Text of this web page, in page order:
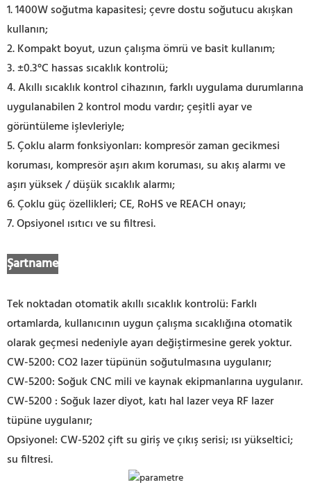
1. 1400W soğutma kapasitesi; çevre dostu soğutucu akışkan
kullanın;
2. Kompakt boyut, uzun çalışma ömrü ve basit kullanım;
3. ±0.3°C hassas sıcaklık kontrolü;
4. Akıllı sıcaklık kontrol cihazının, farklı uygulama durumlarına
uygulanabilen 2 kontrol modu vardır; çeşitli ayar ve
görüntüleme işlevleriyle;
5. Çoklu alarm fonksiyonları: kompresör zaman gecikmesi
koruması, kompresör aşırı akım koruması, su akış alarmı ve
aşırı yüksek / düşük sıcaklık alarmı;
6. Çoklu güç özellikleri; CE, RoHS ve REACH onayı;
7. Opsiyonel ısıtıcı ve su filtresi.
Şartname
Tek noktadan otomatik akıllı sıcaklık kontrolü: Farklı
ortamlarda, kullanıcının uygun çalışma sıcaklığına otomatik
olarak geçmesi nedeniyle ayarı değiştirmesine gerek yoktur.
CW-5200: CO2 lazer tüpünün soğutulmasına uygulanır;
CW-5200: Soğuk CNC mili ve kaynak ekipmanlarına uygulanır.
CW-5200 : Soğuk lazer diyot, katı hal lazer veya RF lazer
tüpüne uygulanır;
Opsiyonel: CW-5202 çift su giriş ve çıkış serisi; ısı yükseltici;
su filtresi.